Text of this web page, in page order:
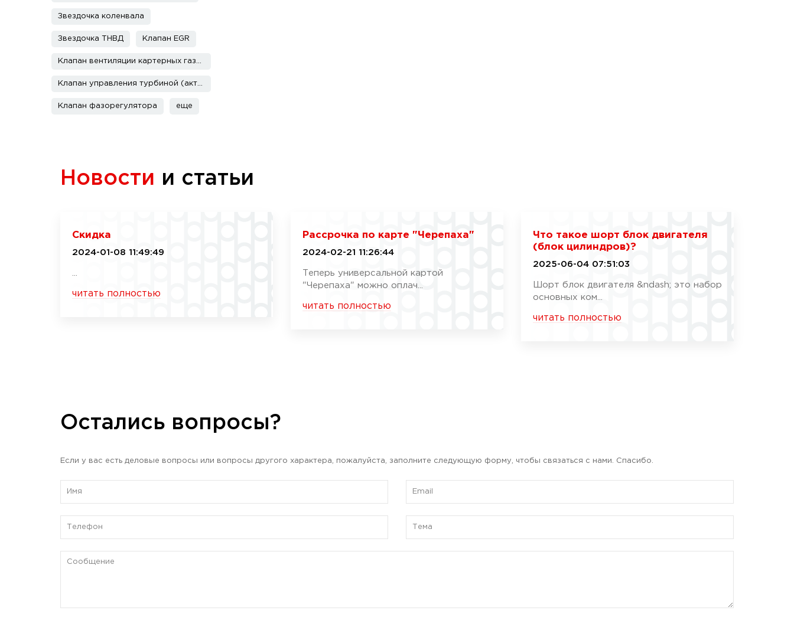
Звездочка коленвала
Звездочка ТНВД Клапан EGR
Клапан фазорегулятора еще
Новости и статьи
Скидка
2024-01-08 11:49:49
читать полностью
Рассрочка по карте "Черепаха"
2024-02-21 11:26:44
Теперь универсальной картой
"Черепаха" можно оплач...
читать полностью
Что такое шорт блок двигателя
(блок цилиндров)?
2025-06-04 07:51:03
Шорт блок двигателя &ndash; это набор
основных ком...
читать полностью
Остались вопросы?
Если у вас есть деловые вопросы или вопросы другого характера, пожалуйста, заполните следующую форму, чтобы связаться с нами. Спасибо.